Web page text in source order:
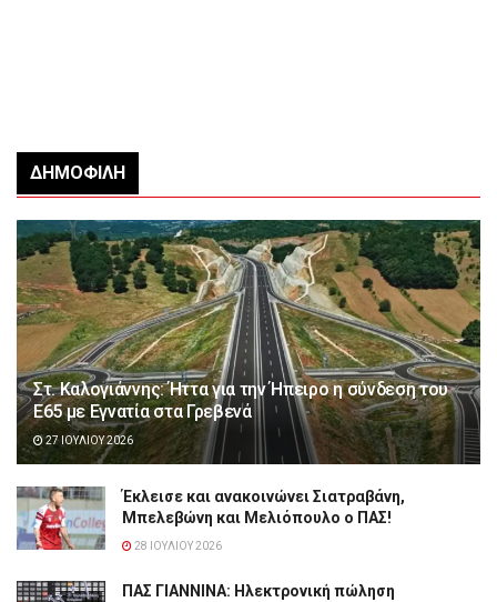
ΔΗΜΟΦΙΛΉ
Στ. Καλογιάννης: Ήττα για την Ήπειρο η σύνδεση του
Ε65 με Εγνατία στα Γρεβενά
27 ΙΟΥΛΊΟΥ 2026
Έκλεισε και ανακοινώνει Σιατραβάνη,
Μπελεβώνη και Μελιόπουλο ο ΠΑΣ!
28 ΙΟΥΛΊΟΥ 2026
ΠΑΣ ΓΙΑΝΝΙΝΑ: Hλεκτρονική πώληση